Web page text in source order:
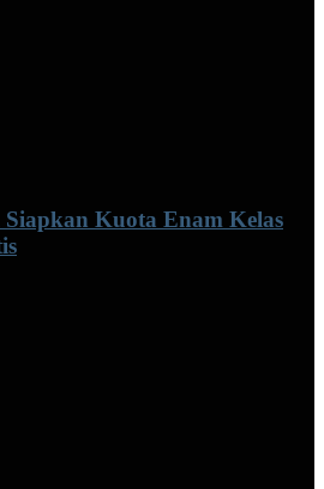
Kuota Enam Kelas